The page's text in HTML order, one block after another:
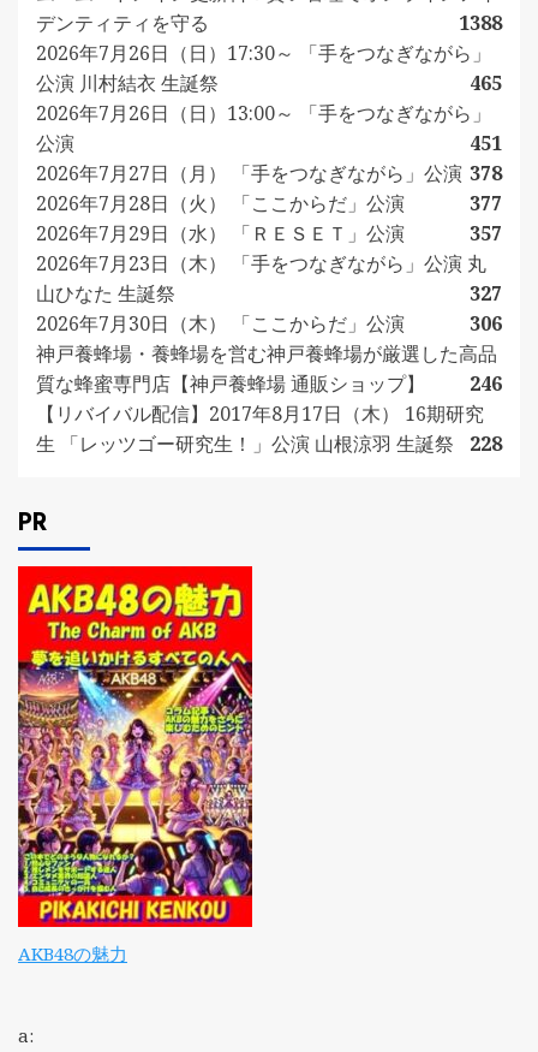
デンティティを守る
1388
2026年7月26日（日）17:30～ 「手をつなぎながら」
公演 川村結衣 生誕祭
465
2026年7月26日（日）13:00～ 「手をつなぎながら」
公演
451
2026年7月27日（月） 「手をつなぎながら」公演 378
2026年7月28日（火） 「ここからだ」公演
377
2026年7月29日（水） 「ＲＥＳＥＴ」公演
357
2026年7月23日（木） 「手をつなぎながら」公演 丸
山ひなた 生誕祭
327
2026年7月30日（木） 「ここからだ」公演
306
神戸養蜂場・養蜂場を営む神戸養蜂場が厳選した高品
質な蜂蜜専門店【神戸養蜂場 通販ショップ】
246
【リバイバル配信】2017年8月17日（木） 16期研究
生 「レッツゴー研究生！」公演 山根涼羽 生誕祭
228
PR
AKB48の魅力
a: